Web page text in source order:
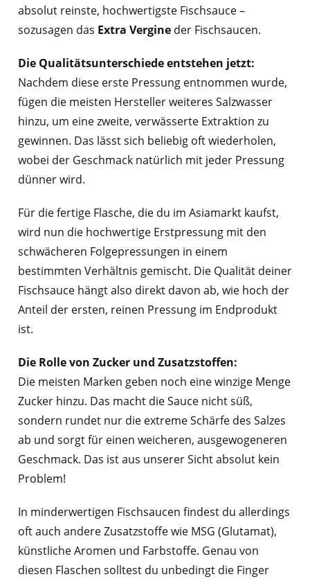
absolut reinste, hochwertigste Fischsauce –
sozusagen das Extra Vergineder Fischsaucen.
Die Qualitätsunterschiede entstehen jetzt:
Nachdem diese erste Pressung entnommen wurde,
fügen die meisten Hersteller weiteres Salzwasser
hinzu, um eine zweite, verwässerte Extraktion zu
gewinnen. Das lässt sich beliebig oft wiederholen,
wobei der Geschmack natürlich mit jeder Pressung
dünner wird.
Für die fertige Flasche, die du im Asiamarkt kaufst,
wird nun die hochwertige Erstpressung mit den
schwächeren Folgepressungen in einem
bestimmten Verhältnis gemischt. Die Qualität deiner
Fischsauce hängt also direkt davon ab, wie hoch der
Anteil der ersten, reinen Pressung im Endprodukt
ist.
Die Rolle von Zucker und Zusatzstoffen:
Die meisten Marken geben noch eine winzige Menge
Zucker hinzu. Das macht die Sauce nicht süß,
sondern rundet nur die extreme Schärfe des Salzes
ab und sorgt für einen weicheren, ausgewogeneren
Geschmack. Das ist aus unserer Sicht absolut kein
Problem!
In minderwertigen Fischsaucen findest du allerdings
oft auch andere Zusatzstoffe wie MSG (Glutamat),
künstliche Aromen und Farbstoffe. Genau von
diesen Flaschen solltest du unbedingt die Finger